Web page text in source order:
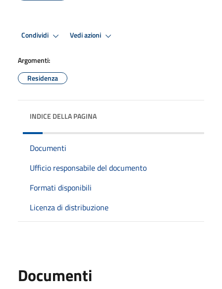
Condividi Vedi azioni
Argomenti:
Residenza
INDICE DELLA PAGINA
Documenti
Ufficio responsabile del documento
Formati disponibili
Licenza di distribuzione
Documenti